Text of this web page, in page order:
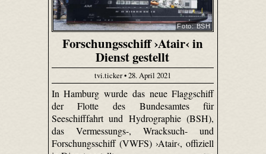
Foto: BSH
Forschungsschiff ›Atair‹ in
Dienst gestellt
tvi.ticker • 28. April 2021
In Hamburg wurde das neue Flaggschiff
der Flotte des Bundesamtes für
Seeschifffahrt und Hydrographie (BSH),
das Vermessungs-, Wracksuch- und
Forschungsschiff (VWFS) ›Atair‹, offiziell